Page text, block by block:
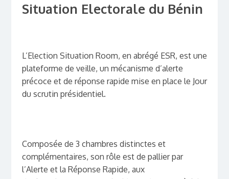
Situation Electorale du Bénin
L’Election Situation Room, en abrégé ESR, est une
plateforme de veille, un mécanisme d’alerte
précoce et de réponse rapide mise en place le Jour
du scrutin présidentiel.
Composée de 3 chambres distinctes et
complémentaires, son rôle est de pallier par
l’Alerte et la Réponse Rapide, aux